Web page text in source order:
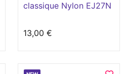
classique Nylon EJ27N
13,00 €